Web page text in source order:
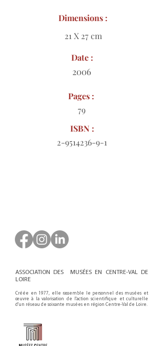
Dimensions :
21 X 27 cm
Date :
2006
Pages :
79
ISBN :
2-9514236-9-1
ASSOCIATION DES MUSÉES EN CENTRE-VAL DE
LOIRE
Créée en 1977, elle rassemble le personnel des musées et
œuvre à la valorisation de l'action scientifique et culturelle
d'un réseau de soixante musées en région Centre-Val de Loire.